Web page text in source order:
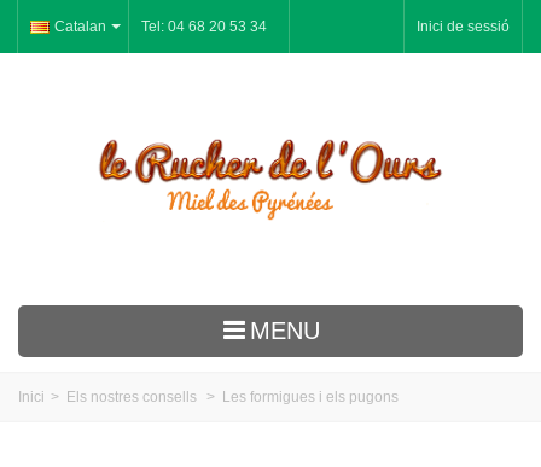
Catalan Tel: 04 68 20 53 34 Inici de sessió
MENU
Inici > Els nostres consells > Les formigues i els pugons